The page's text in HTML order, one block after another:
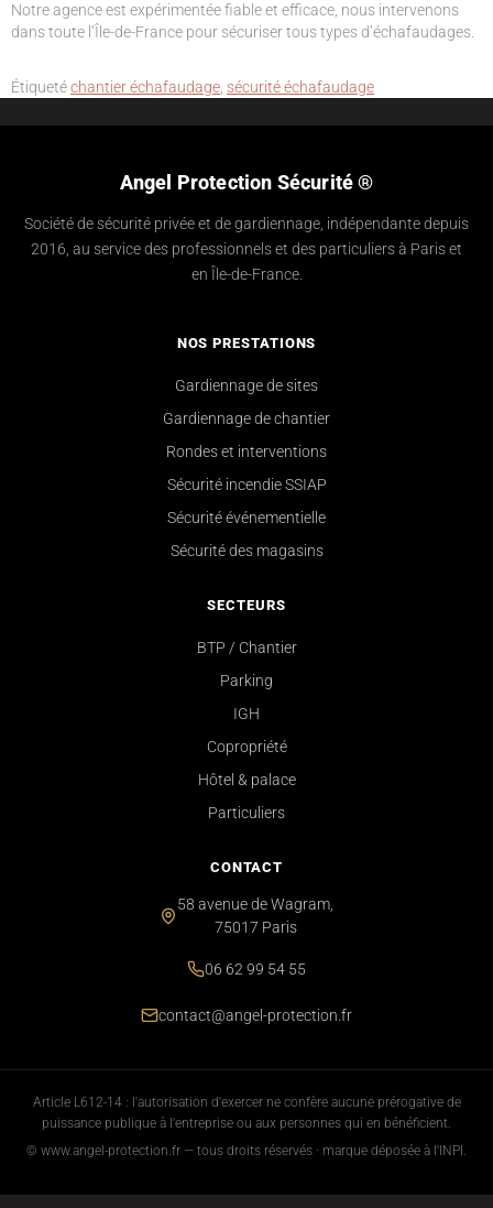
Notre agence est expérimentée fiable et efficace, nous intervenons
dans toute l’Île-de-France pour sécuriser tous types d’échafaudages.
Étiquetéchantier échafaudage sécurité échafaudage
Angel Protection Sécurité ®
Société de sécurité privée et de gardiennage, indépendante depuis
2016, au service des professionnels et des particuliers à Paris et
en Île-de-France.
NOS PRESTATIONS
Gardiennage de sites
Gardiennage de chantier
Rondes et interventions
Sécurité incendie SSIAP
Sécurité événementielle
Sécurité des magasins
SECTEURS
BTP / Chantier
Parking
IGH
Copropriété
Hôtel & palace
Particuliers
CONTACT
58 avenue de Wagram,
75017 Paris
06 62 99 54 55
contact@angel-protection.fr
Article L612-14 : l'autorisation d'exercer ne confère aucune prérogative de
puissance publique à l'entreprise ou aux personnes qui en bénéficient.
© www.angel-protection.fr — tous droits réservés · marque déposée à l'INPI.